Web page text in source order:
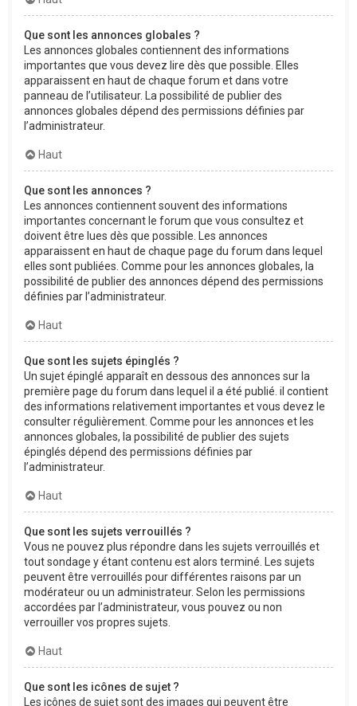
Que sont les annonces globales ?
Les annonces globales contiennent des informations
importantes que vous devez lire dès que possible. Elles
apparaissent en haut de chaque forum et dans votre
panneau de l’utilisateur. La possibilité de publier des
annonces globales dépend des permissions définies par
l’administrateur.
Haut
Que sont les annonces ?
Les annonces contiennent souvent des informations
importantes concernant le forum que vous consultez et
doivent être lues dès que possible. Les annonces
apparaissent en haut de chaque page du forum dans lequel
elles sont publiées. Comme pour les annonces globales, la
possibilité de publier des annonces dépend des permissions
définies par l’administrateur.
Haut
Que sont les sujets épinglés ?
Un sujet épinglé apparaît en dessous des annonces sur la
première page du forum dans lequel il a été publié. il contient
des informations relativement importantes et vous devez le
consulter régulièrement. Comme pour les annonces et les
annonces globales, la possibilité de publier des sujets
épinglés dépend des permissions définies par
l’administrateur.
Haut
Que sont les sujets verrouillés ?
Vous ne pouvez plus répondre dans les sujets verrouillés et
tout sondage y étant contenu est alors terminé. Les sujets
peuvent être verrouillés pour différentes raisons par un
modérateur ou un administrateur. Selon les permissions
accordées par l’administrateur, vous pouvez ou non
verrouiller vos propres sujets.
Haut
Que sont les icônes de sujet ?
Les icônes de sujet sont des images qui peuvent être